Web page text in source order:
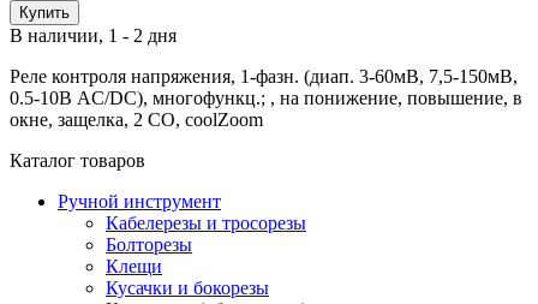
В наличии, 1 - 2 дня
Реле контроля напряжения, 1-фазн. (диап. 3-60мВ, 7,5-150мВ,
0.5-10В AC/DC), многофункц.; , на понижение, повышение, в
окне, защелка, 2 CO, coolZoom
Каталог товаров
Ручной инструмент
Кабелерезы и тросорезы
Болторезы
Клещи
Кусачки и бокорезы